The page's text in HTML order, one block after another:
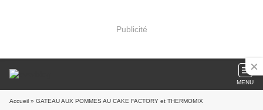
Publicité
MENU
Accueil » GATEAU AUX POMMES AU CAKE FACTORY et THERMOMIX